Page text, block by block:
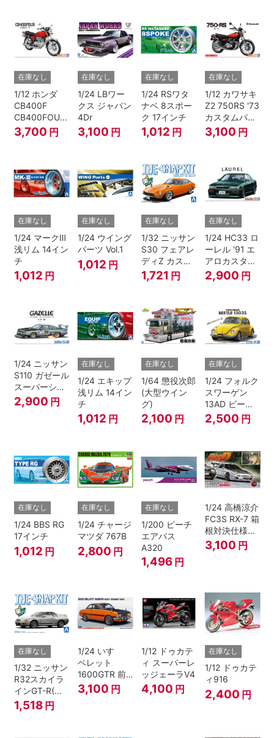
在庫なし
1/12 ホンダ
CB400F
CB400FOUR
'74
3,700 円
在庫なし
1/24 LBワー
クス ジャパン
4Dr
3,100 円
在庫なし
1/24 RSワタ
ナベ 8スポー
ク 17インチ
1,012 円
在庫なし
1/12 カワサキ
Z2 750RS '73
カスタムパー
ツ付き
3,100 円
在庫なし
1/24 マークⅢ
浅リム 14イン
チ
1,012 円
在庫なし
1/24 ウイング
パーツ Vol.1
1,012 円
在庫なし
1/32 ニッサン
S30 フェアレ
ディZ カスタ
ムホイール(オ
レンジ)
1,721 円
在庫なし
1/24 HC33 ロ
ーレル '91 エ
アロカスタム
（ニッサン）
2,900 円
1/24 ニッサン
S110 ガゼール
スーパーシル
エット '81
2,900 円
在庫なし
1/24 エキップ
浅リム 14イン
チ
1,012 円
在庫なし
1/64 懲役次郎
(大型ウイン
グ)
2,100 円
在庫なし
1/24 フォルク
スワーゲン
13AD ビート
ル 1303S '73
2,500 円
在庫なし
1/24 BBS RG
17インチ
1,012 円
在庫なし
1/24 チャージ
マツダ 767B
2,800 円
在庫なし
1/200 ピーチ
エアバス
A320
1,496 円
1/24 高橋涼介
FC3S RX-7 箱
根対決仕様
『頭文字D』
3,100 円
在庫なし
1/32 ニッサン
R32スカイラ
インGT-R(ス
パークシルバ
ー)
1,518 円
1/24 いすゞ
ベレット
1600GTR 前
期型（1969）
3,100 円
1/12 ドゥカテ
ィ スーパーレ
ッジェーラV4
4,100 円
在庫なし
1/12 ドゥカテ
ィ916
2,400 円